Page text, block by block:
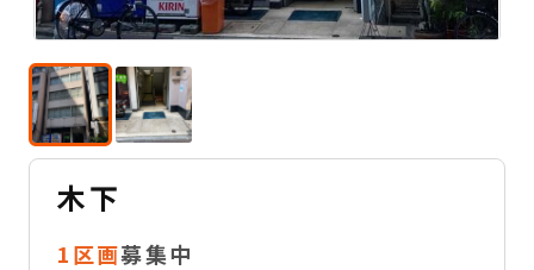
木下
1区画募集中